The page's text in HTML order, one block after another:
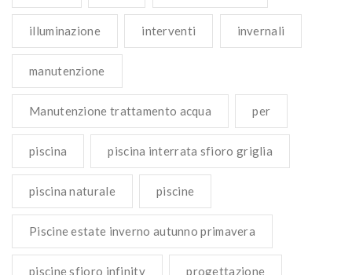
illuminazione interventi invernali
manutenzione
Manutenzione trattamento acqua per
piscina piscina interrata sfioro griglia
piscina naturale piscine
Piscine estate inverno autunno primavera
piscine sfioro infinity progettazione